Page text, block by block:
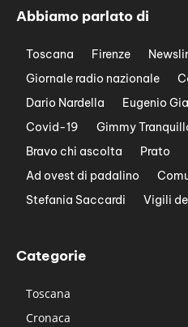
Abbiamo parlato di
Toscana Firenze
Giornale radio nazionale
Dario Nardella
Eugenio
Covid-19
Gimmy
Bravo chi ascolta
Prato
Ad ovest di padalino
Stefania Saccardi
Vigili
Categorie
Toscana
Cronaca